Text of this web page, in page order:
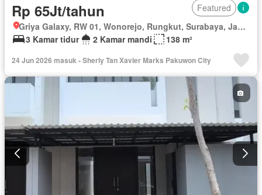
Rp 65Jt/tahun
Featured
Griya Galaxy, RW 01, Wonorejo, Rungkut, Surabaya, Jawa Timur
3 Kamar tidur
2 Kamar mandi 138 m²
24 Jun 2026 masuk - Sherly Tan Xavier Marks Pakuwon City